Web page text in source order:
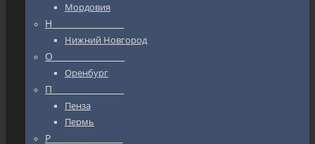
Мордовия
Н_________________
Нижний Новгород
О_________________
Оренбург
П_________________
Пенза
Пермь
Р_________________